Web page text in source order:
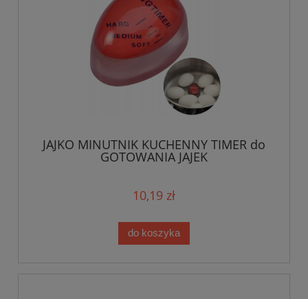
JAJKO MINUTNIK KUCHENNY TIMER do
GOTOWANIA JAJEK
10,19 zł
do koszyka